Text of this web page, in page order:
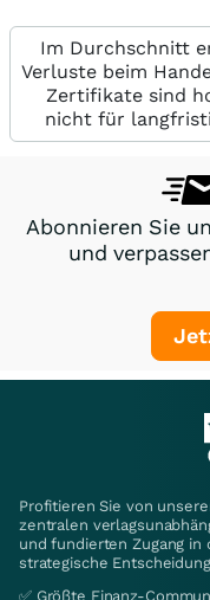
Im Durchschnitt
Verluste beim
Zertifikate sind
nicht für
Abonnieren Sie
und
Profitieren Sie von
zentralen
und fundierten Zugang
strategische
✅ Größte Finanz-